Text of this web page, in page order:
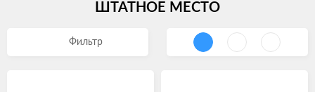
ШТАТНОЕ МЕСТО
Фильтр